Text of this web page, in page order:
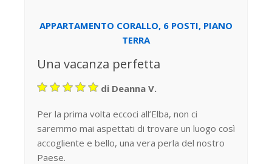
APPARTAMENTO CORALLO, 6 POSTI, PIANO
TERRA
Una vacanza perfetta
di Deanna V.
Per la prima volta eccoci all’Elba, non ci
saremmo mai aspettati di trovare un luogo così
accogliente e bello, una vera perla del nostro
Paese.